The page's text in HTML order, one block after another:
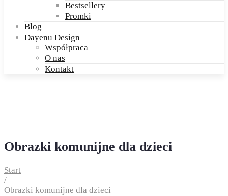
Bestsellery
Promki
Blog
Dayenu Design
Współpraca
O nas
Kontakt
Obrazki komunijne dla dzieci
Start
/
Obrazki komunijne dla dzieci